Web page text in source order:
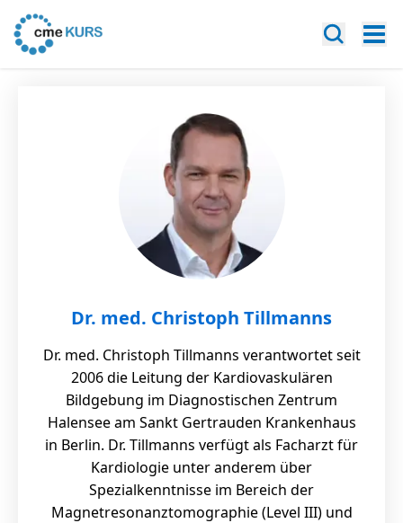
Dr. med. Christoph Tillmanns
Dr. med. Christoph Tillmanns verantwortet seit
2006 die Leitung der Kardiovaskulären
Bildgebung im Diagnostischen Zentrum
Halensee am Sankt Gertrauden Krankenhaus
in Berlin. Dr. Tillmanns verfügt als Facharzt für
Kardiologie unter anderem über
Spezialkenntnisse im Bereich der
Magnetresonanztomographie (Level III) und